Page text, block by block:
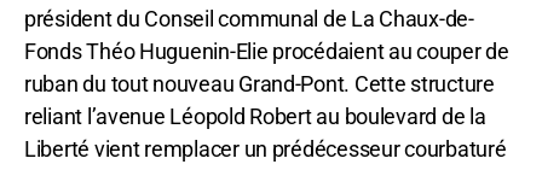
président du Conseil communal de La Chaux-de-
Fonds Théo Huguenin-Elie procédaient au couper de
ruban du tout nouveau Grand-Pont. Cette structure
reliant l’avenue Léopold Robert au boulevard de la
Liberté vient remplacer un prédécesseur courbaturé